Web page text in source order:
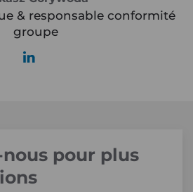
& responsable conformité
groupe
pour plus